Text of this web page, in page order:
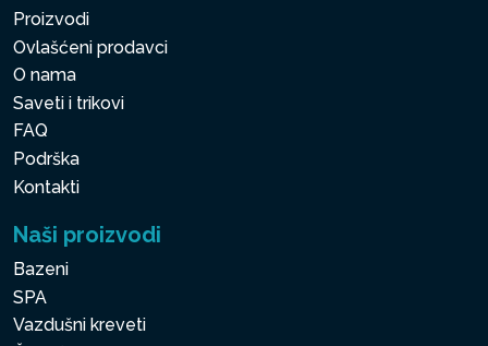
Proizvodi
Ovlašćeni prodavci
O nama
Saveti i trikovi
FAQ
Podrška
Kontakti
Naši proizvodi
Bazeni
SPA
Vazdušni kreveti